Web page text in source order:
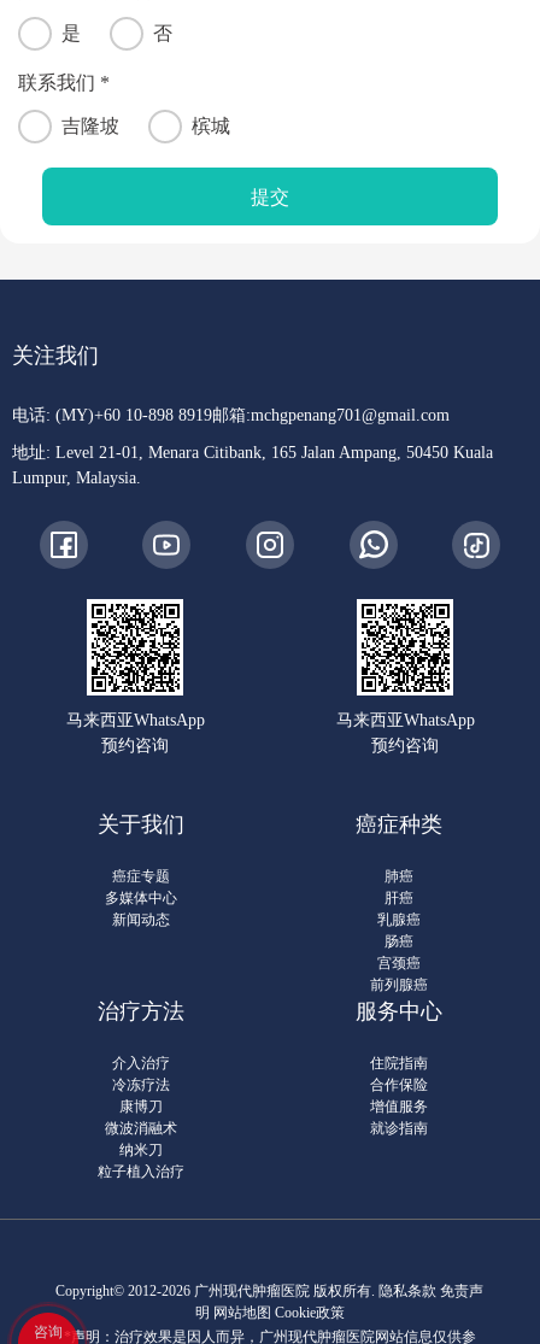
是 否
联系我们 *
吉隆坡 槟城
关注我们
电话: (MY)+60 10-898 8919邮箱:mchgpenang701@gmail.com
地址: Level 21-01, Menara Citibank, 165 Jalan Ampang, 50450 Kuala
Lumpur, Malaysia.
马来西亚WhatsApp
预约咨询
马来西亚WhatsApp
预约咨询
关于我们
癌症专题
多媒体中心
新闻动态
癌症种类
肺癌
肝癌
乳腺癌
肠癌
宫颈癌
前列腺癌
治疗方法
介入治疗
冷冻疗法
康博刀
微波消融术
纳米刀
粒子植入治疗
服务中心
住院指南
合作保险
增值服务
就诊指南
Copyright© 2012-2026 广州现代肿瘤医院 版权所有.隐私条款 免责声
明 网站地图 Cookie政策
*声明：治疗效果是因人而异，广州现代肿瘤医院网站信息仅供参
咨询